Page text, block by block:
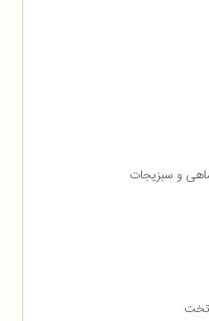
و سبزیجات
تخت